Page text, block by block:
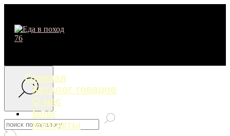
Главная
Каталог товаров
О нас
Блог
Контакты